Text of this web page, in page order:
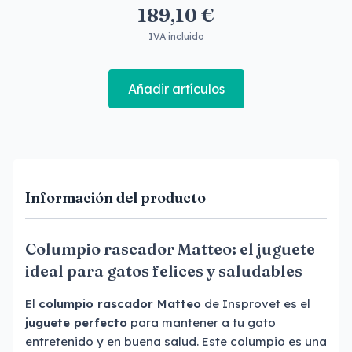
189,10 €
IVA incluido
Añadir artículos
Información del producto
Columpio rascador Matteo: el juguete
ideal para gatos felices y saludables
El columpio rascador Matteo de Insprovet es el
juguete perfecto para mantener a tu gato
entretenido y en buena salud. Este columpio es una